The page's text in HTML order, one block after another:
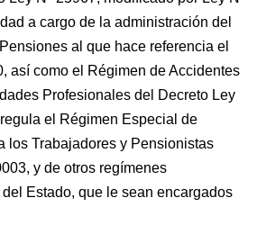
a cargo de la administración del
al que hace referencia el
así como el Régimen de Accidentes
Profesionales del Decreto Ley
el Régimen Especial de
los Trabajadores y Pensionistas
y de otros regímenes
Estado, que le sean encargados